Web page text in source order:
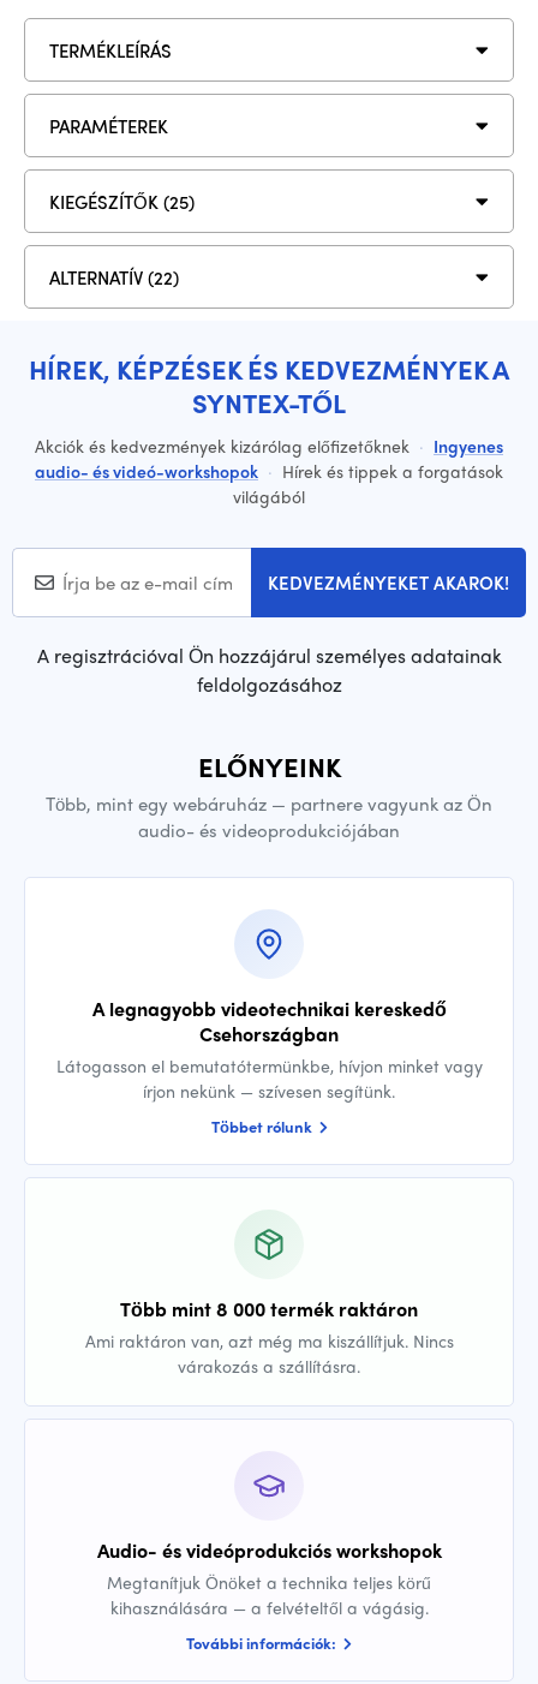
TERMÉKLEÍRÁS
PARAMÉTEREK
KIEGÉSZÍTŐK (25)
ALTERNATÍV (22)
HÍREK, KÉPZÉSEK ÉS KEDVEZMÉNYEK A
SYNTEX-TŐL
Akciók és kedvezmények kizárólag előfizetőknek · Ingyenes
audio- és videó-workshopok · Hírek és tippek a forgatások
világából
KEDVEZMÉNYEKET AKAROK!
A regisztrációval Ön hozzájárul személyes adatainak
feldolgozásához
ELŐNYEINK
Több, mint egy webáruház — partnere vagyunk az Ön
audio- és videoprodukciójában
A legnagyobb videotechnikai kereskedő
Csehországban
Látogasson el bemutatótermünkbe, hívjon minket vagy
írjon nekünk — szívesen segítünk.
Többet rólunk
Több mint 8 000 termék raktáron
Ami raktáron van, azt még ma kiszállítjuk. Nincs
várakozás a szállításra.
Audio- és videóprodukciós workshopok
Megtanítjuk Önöket a technika teljes körű
kihasználására — a felvételtől a vágásig.
További információk: